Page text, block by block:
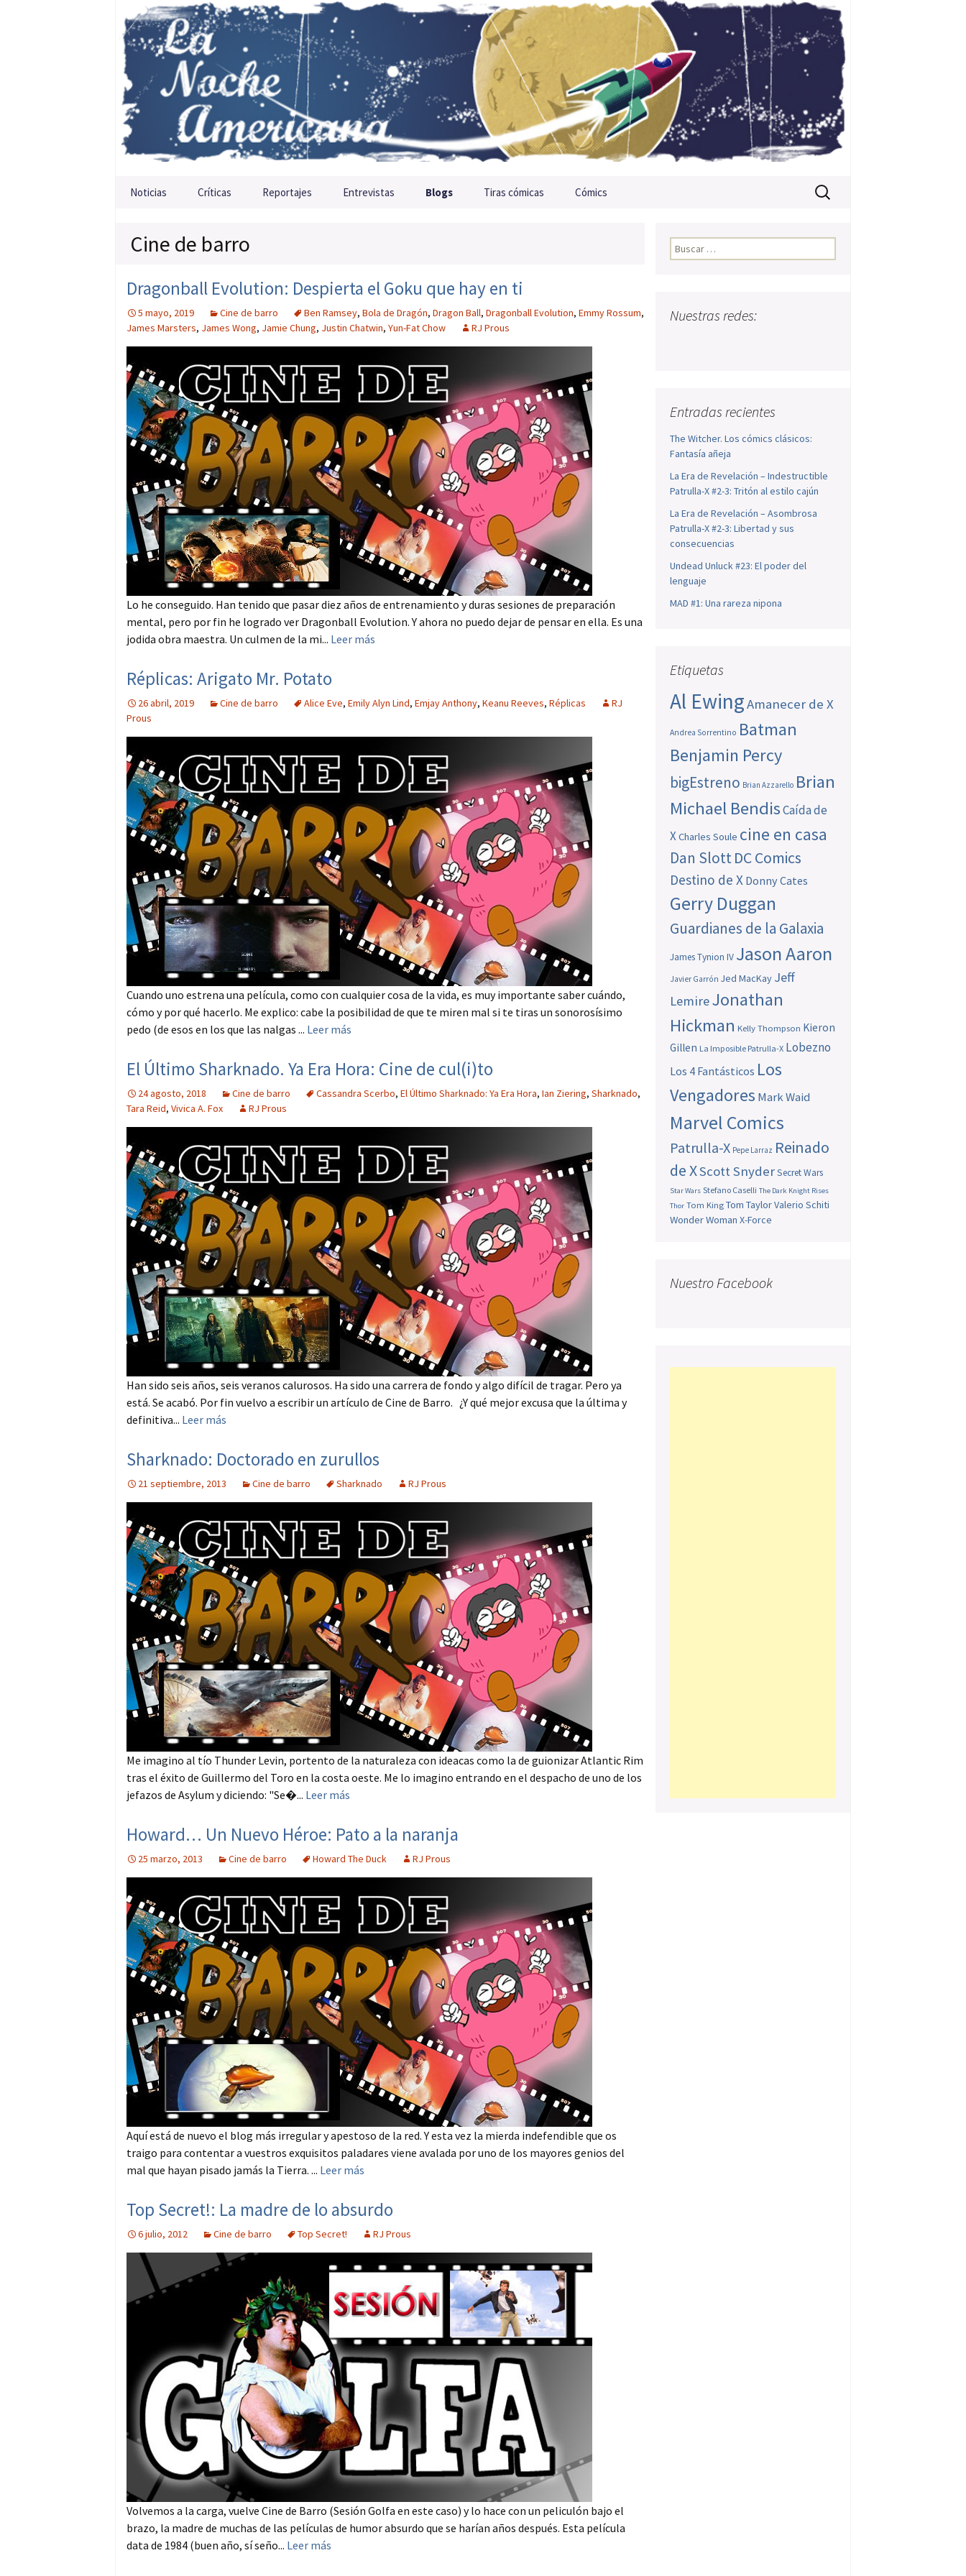
Saltar al contenido
Noticias Críticas Reportajes Entrevistas Blogs Tiras cómicas Cómics Buscar:
Cine de barro
Dragonball Evolution: Despierta el Goku que hay en ti
5 mayo, 2019 Cine de barro Ben Ramsey, Bola de Dragón, Dragon Ball, Dragonball Evolution, Emmy Rossum,
James Marsters, James Wong, Jamie Chung, Justin Chatwin, Yun-Fat Chow RJ Prous
Lo he conseguido. Han tenido que pasar diez años de entrenamiento y duras sesiones de preparación
mental, pero por fin he logrado ver Dragonball Evolution. Y ahora no puedo dejar de pensar en ella. Es una
jodida obra maestra. Un culmen de la mi... Leer más
Réplicas: Arigato Mr. Potato
26 abril, 2019 Cine de barro Alice Eve, Emily Alyn Lind, Emjay Anthony, Keanu Reeves, Réplicas
RJ
Prous
Cuando uno estrena una película, como con cualquier cosa de la vida, es muy importante saber cuándo,
cómo y por qué hacerlo. Me explico: cabe la posibilidad de que te miren mal si te tiras un sonorosísimo
pedo (de esos en los que las nalgas ... Leer más
El Último Sharknado. Ya Era Hora: Cine de cul(i)to
24 agosto, 2018 Cine de barro Cassandra Scerbo, El Último Sharknado: Ya Era Hora, Ian Ziering, Sharknado,
Tara Reid, Vivica A. Fox RJ Prous
Han sido seis años, seis veranos calurosos. Ha sido una carrera de fondo y algo difícil de tragar. Pero ya
está. Se acabó. Por fin vuelvo a escribir un artículo de Cine de Barro. ¿Y qué mejor excusa que la última y
definitiva... Leer más
Sharknado: Doctorado en zurullos
21 septiembre, 2013 Cine de barro Sharknado RJ Prous
Me imagino al tío Thunder Levin, portento de la naturaleza con ideacas como la de guionizar Atlantic Rim
tras el éxito de Guillermo del Toro en la costa oeste. Me lo imagino entrando en el despacho de uno de los
jefazos de Asylum y diciendo: "Se�... Leer más
Howard… Un Nuevo Héroe: Pato a la naranja
25 marzo, 2013 Cine de barro Howard The Duck RJ Prous
Aquí está de nuevo el blog más irregular y apestoso de la red. Y esta vez la mierda indefendible que os
traigo para contentar a vuestros exquisitos paladares viene avalada por uno de los mayores genios del
mal que hayan pisado jamás la Tierra. ... Leer más
Top Secret!: La madre de lo absurdo
6 julio, 2012 Cine de barro Top Secret! RJ Prous
Volvemos a la carga, vuelve Cine de Barro (Sesión Golfa en este caso) y lo hace con un peliculón bajo el
brazo, la madre de muchas de las películas de humor absurdo que se harían años después. Esta película
data de 1984 (buen año, sí seño... Leer más
Buscar:
Nuestras redes:
Entradas recientes
The Witcher. Los cómics clásicos:
Fantasía añeja
La Era de Revelación – Indestructible
Patrulla-X #2-3: Tritón al estilo cajún
La Era de Revelación – Asombrosa
Patrulla-X #2-3: Libertad y sus
consecuencias
Undead Unluck #23: El poder del
lenguaje
MAD #1: Una rareza nipona
Etiquetas
Al EwingAmanecer de X
Andrea Sorrentino Batman
Benjamin Percy
bigEstreno Brian Azzarello Brian
Michael BendisCaída de
XCharles Soule cine en casa
Dan SlottDC Comics
Destino de X Donny Cates
Gerry Duggan
Guardianes de la Galaxia
James Tynion IV Jason Aaron
Javier Garrón Jed MacKay Jeff
LemireJonathan
Hickman Kelly Thompson Kieron
Gillen La Imposible Patrulla-X Lobezno
Los 4 Fantásticos Los
Vengadores Mark Waid
Marvel Comics
Patrulla-X Pepe Larraz Reinado
de XScott SnyderSecret Wars
Star Wars Stefano Caselli The Dark Knight Rises
Thor Tom King Tom TaylorValerio Schiti
Wonder Woman X-Force
Nuestro Facebook